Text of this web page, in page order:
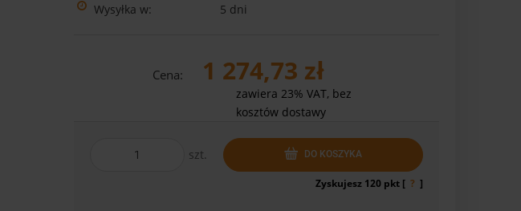
Wysyłka w: 5 dni
Cena: 1 274,73 zł
zawiera 23% VAT, bez
kosztów dostawy
szt. DO KOSZYKA
Zyskujesz 120pkt [ ? ]